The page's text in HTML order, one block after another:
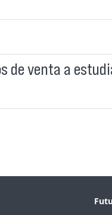
de venta a